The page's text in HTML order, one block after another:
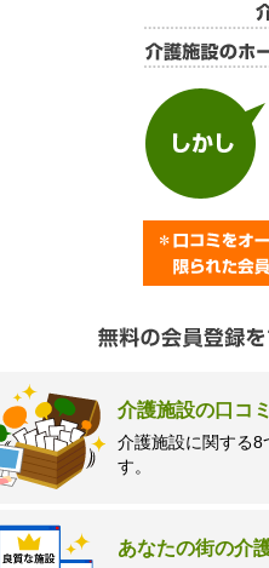
＜個人情報苦情及び相談窓口＞
株式会社クリエイターズネク
TEL:0120-21-7070
（受付時間 10時～19時 土日
介護施設の口コ
介護施設に関する8
す。
あなたの街の介